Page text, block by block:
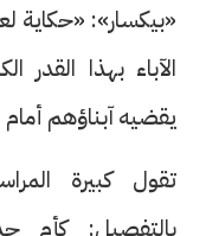
«بيكسار»: «حكاية
الآباء بهذا
يقضيه آبناؤهم
تقول كبيرة
بالتفصيل: كأم